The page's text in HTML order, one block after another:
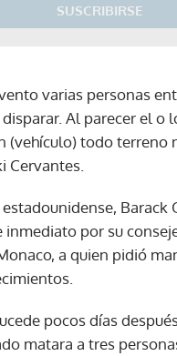
SUSCRIBIRSE
varias personas
Al parecer el o
(vehículo) todo terreno
Cervantes.
Barack
por su
a quien pidió
pocos días
matara a tres